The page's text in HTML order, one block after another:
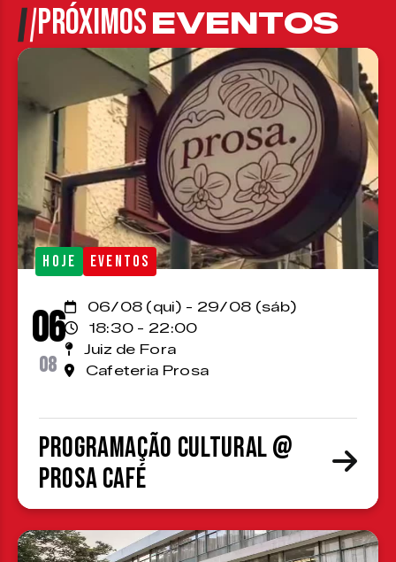
PRÓXIMOSEVENTOS
HOJE EVENTOS
06
08
06/08 (qui) - 29/08 (sáb)
18:30 - 22:00
Juiz de Fora
Cafeteria Prosa
Programação cultural @
Prosa Café